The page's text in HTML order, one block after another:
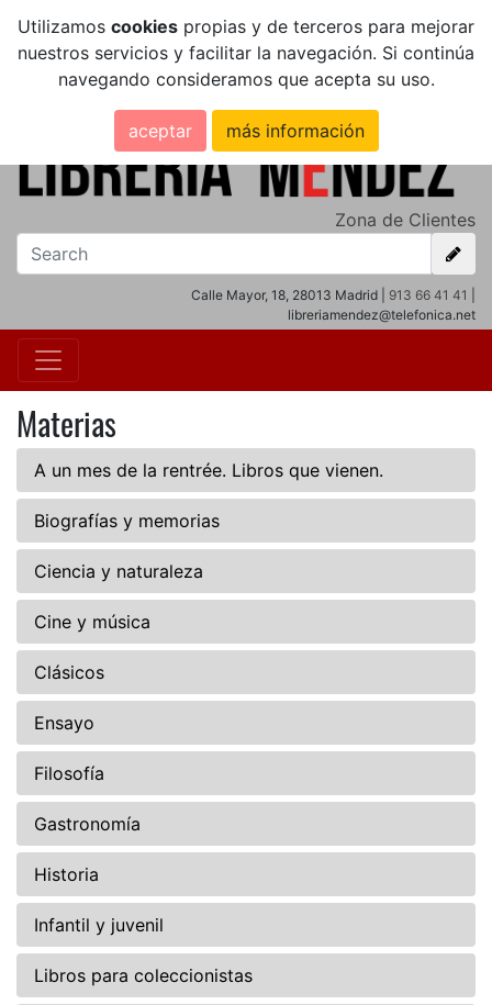
Utilizamos cookies propias y de terceros para mejorar
nuestros servicios y facilitar la navegación. Si continúa
navegando consideramos que acepta su uso.
aceptar más información
Zona de Clientes
Calle Mayor, 18, 28013 Madrid | 913 66 41 41
libreriamendez@telefonica.net
Materias
A un mes de la rentrée. Libros que vienen.
Biografías y memorias
Ciencia y naturaleza
Cine y música
Clásicos
Ensayo
Filosofía
Gastronomía
Historia
Infantil y juvenil
Libros para coleccionistas